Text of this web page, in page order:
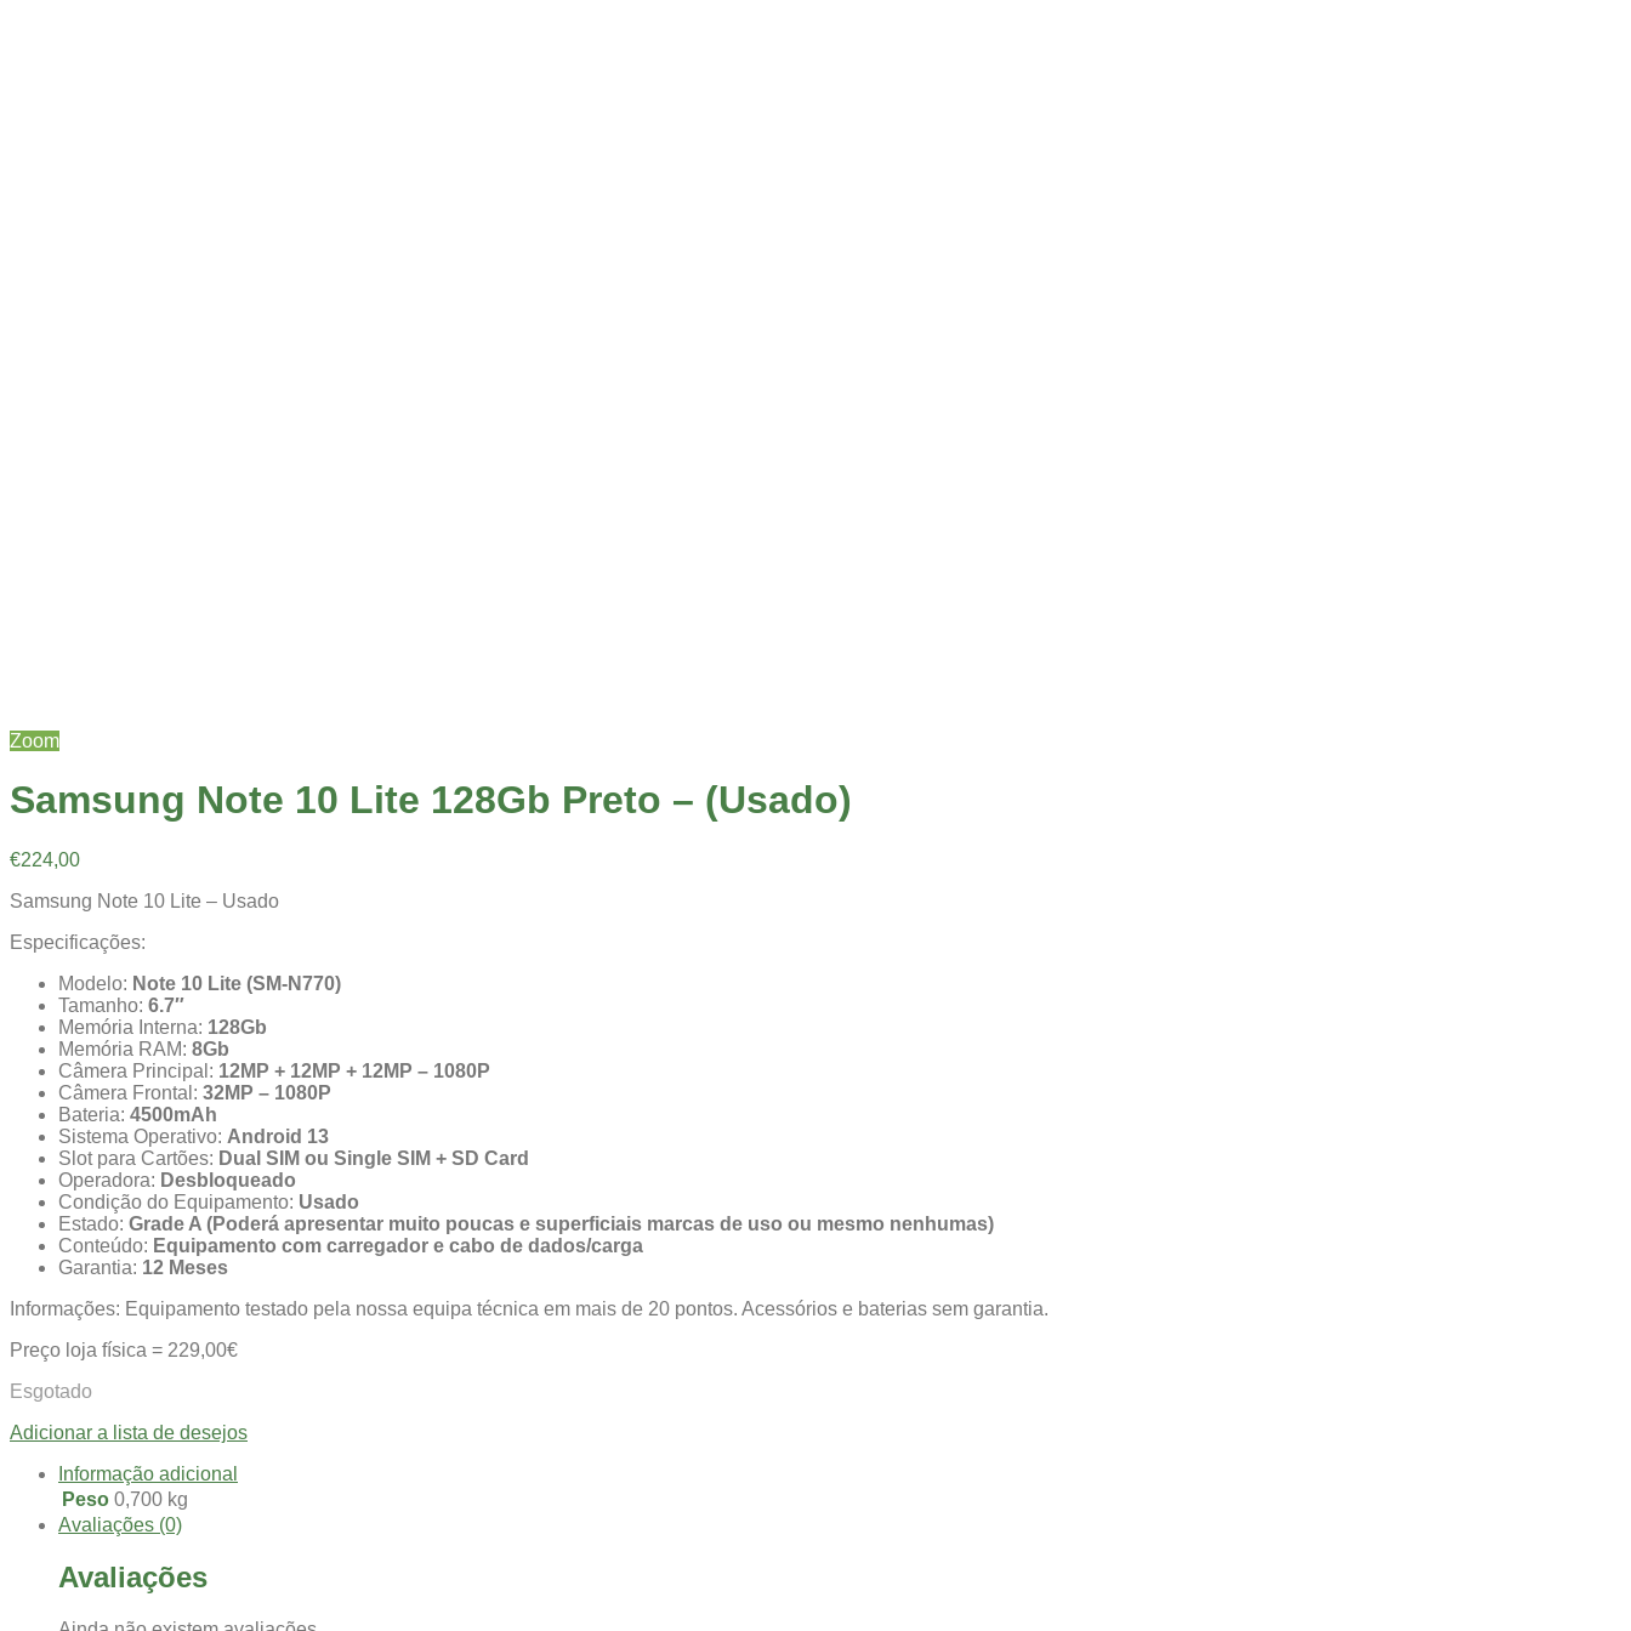
Zoom
Samsung Note 10 Lite 128Gb Preto – (Usado)
€224,00
Samsung Note 10 Lite – Usado
Especificações:
Modelo: Note 10 Lite (SM-N770)
Tamanho: 6.7″
Memória Interna: 128Gb
Memória RAM: 8Gb
Câmera Principal: 12MP + 12MP + 12MP – 1080P
Câmera Frontal: 32MP – 1080P
Bateria: 4500mAh
Sistema Operativo: Android 13
Slot para Cartões: Dual SIM ou Single SIM + SD Card
Operadora: Desbloqueado
Condição do Equipamento: Usado
Estado: Grade A (Poderá apresentar muito poucas e superficiais marcas de uso ou mesmo nenhumas)
Conteúdo: Equipamento com carregador e cabo de dados/carga
Garantia: 12 Meses
Informações: Equipamento testado pela nossa equipa técnica em mais de 20 pontos. Acessórios e baterias sem garantia.
Preço loja física = 229,00€
Esgotado
Adicionar a lista de desejos
Informação adicional
Peso 0,700 kg
Avaliações (0)
Avaliações